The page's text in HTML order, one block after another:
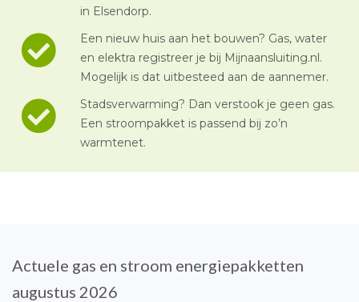
in Elsendorp.
Een nieuw huis aan het bouwen? Gas, water
en elektra registreer je bij Mijnaansluiting.nl.
Mogelijk is dat uitbesteed aan de aannemer.
Stadsverwarming? Dan verstook je geen gas.
Een stroompakket is passend bij zo’n
warmtenet.
Actuele gas en stroom energiepakketten
augustus 2026